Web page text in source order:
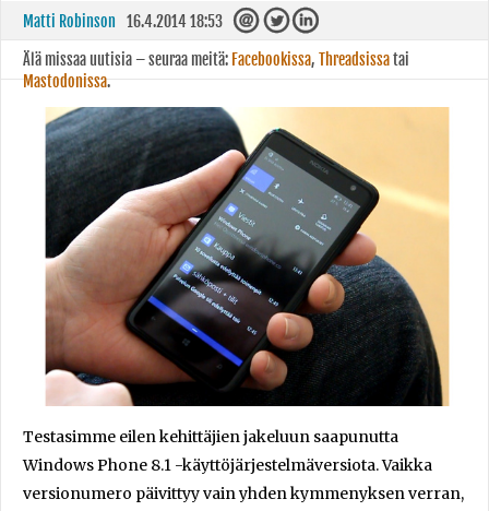
Matti Robinson 16.4.2014 18:53
Älä missaa uutisia – seuraa meitä: Facebookissa, Threadsissatai
Mastodonissa.
Testasimme eilen kehittäjien jakeluun saapunutta
Windows Phone 8.1 -käyttöjärjestelmäversiota. Vaikka
versionumero päivittyy vain yhden kymmenyksen verran,